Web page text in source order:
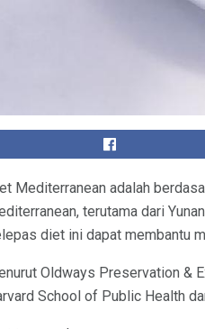
Mediterranean adalah
terutama dari
diet ini dapat membantu
Oldways Preservation &
School of Public Health